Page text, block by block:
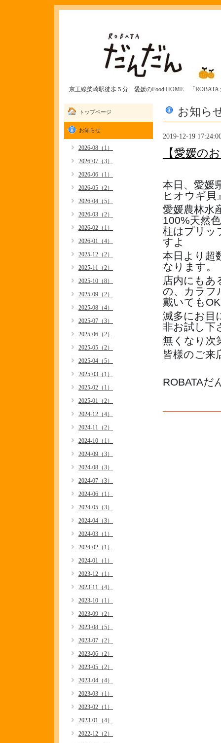
京王線柴崎駅徒歩５分 愛媛のFood HOME 「ROBATA
お知ら
2019-12-19
【愛媛の
本日、愛媛
ヒオウギ貝
愛媛農林水
100%天然
柱はプリッ
すよ
本日より超
なります。
店内にもあ
の、カラフ
戴いても
滅多にお目
非お試し下
無くなり次
皆様のご来
ROBATAだ
トップページ
お知らせ
2026-08（1）
2026-07（3）
2026-06（1）
2026-05（2）
2026-04（5）
2026-03（2）
2026-02（1）
2026-01（4）
2025-12（2）
2025-11（2）
2025-10（8）
2025-09（2）
2025-08（4）
2025-07（3）
2025-06（2）
2025-05（2）
2025-04（5）
2025-03（1）
2025-02（1）
2025-01（2）
2024-12（4）
2024-11（2）
2024-10（1）
2024-09（3）
2024-08（3）
2024-07（3）
2024-06（1）
2024-05（3）
2024-04（3）
2024-03（1）
2024-02（1）
2024-01（1）
2023-12（1）
2023-11（4）
2023-10（1）
2023-09（2）
2023-08（5）
2023-07（2）
2023-06（2）
2023-05（2）
2023-04（4）
2023-03（1）
2023-02（1）
2023-01（4）
2022-12（2）